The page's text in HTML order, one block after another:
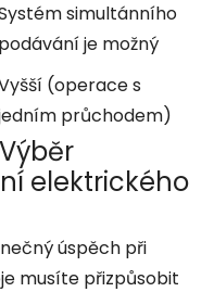
simultánního
podávání je možný
(operace s
průchodem)
elektrického
úspěch při
musíte přizpůsobit